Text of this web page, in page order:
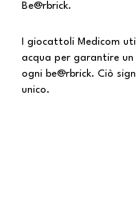
Be@rbrick.
I giocattoli Medicom
acqua per garantire
ogni be@rbrick. Ciò
unico.